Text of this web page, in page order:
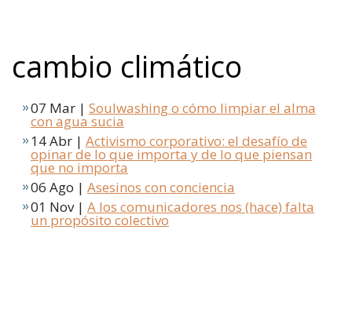
cambio climático
07 Mar | Soulwashing o cómo limpiar el alma
con agua sucia
14 Abr | Activismo corporativo: el desafío de
opinar de lo que importa y de lo que piensan
que no importa
06 Ago | Asesinos con conciencia
01 Nov | A los comunicadores nos (hace) falta
un propósito colectivo